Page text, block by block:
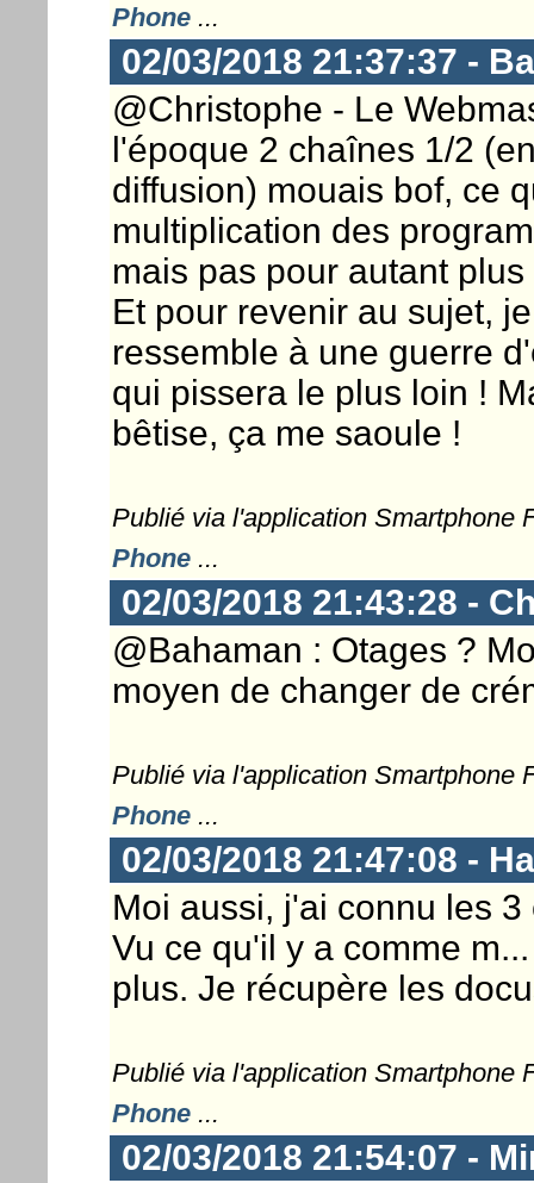
Phone...
02/03/2018 21:37:37 -
@Christophe - Le
l'époque 2 chaînes 1/2
diffusion) mouais bof, ce
multiplication des
mais pas pour autant
Et pour revenir au sujet,
ressemble à une guerre
qui pissera le plus loin !
bêtise, ça me saoule !
Publié via l'application Smartphone
Phone...
02/03/2018 21:43:28 -
@Bahaman : Otages ?
moyen de changer de
Publié via l'application Smartphone
Phone...
02/03/2018 21:47:08 -
Moi aussi, j'ai connu les 3
Vu ce qu'il y a comme
plus. Je récupère les
Publié via l'application Smartphone
Phone...
02/03/2018 21:54:07 -